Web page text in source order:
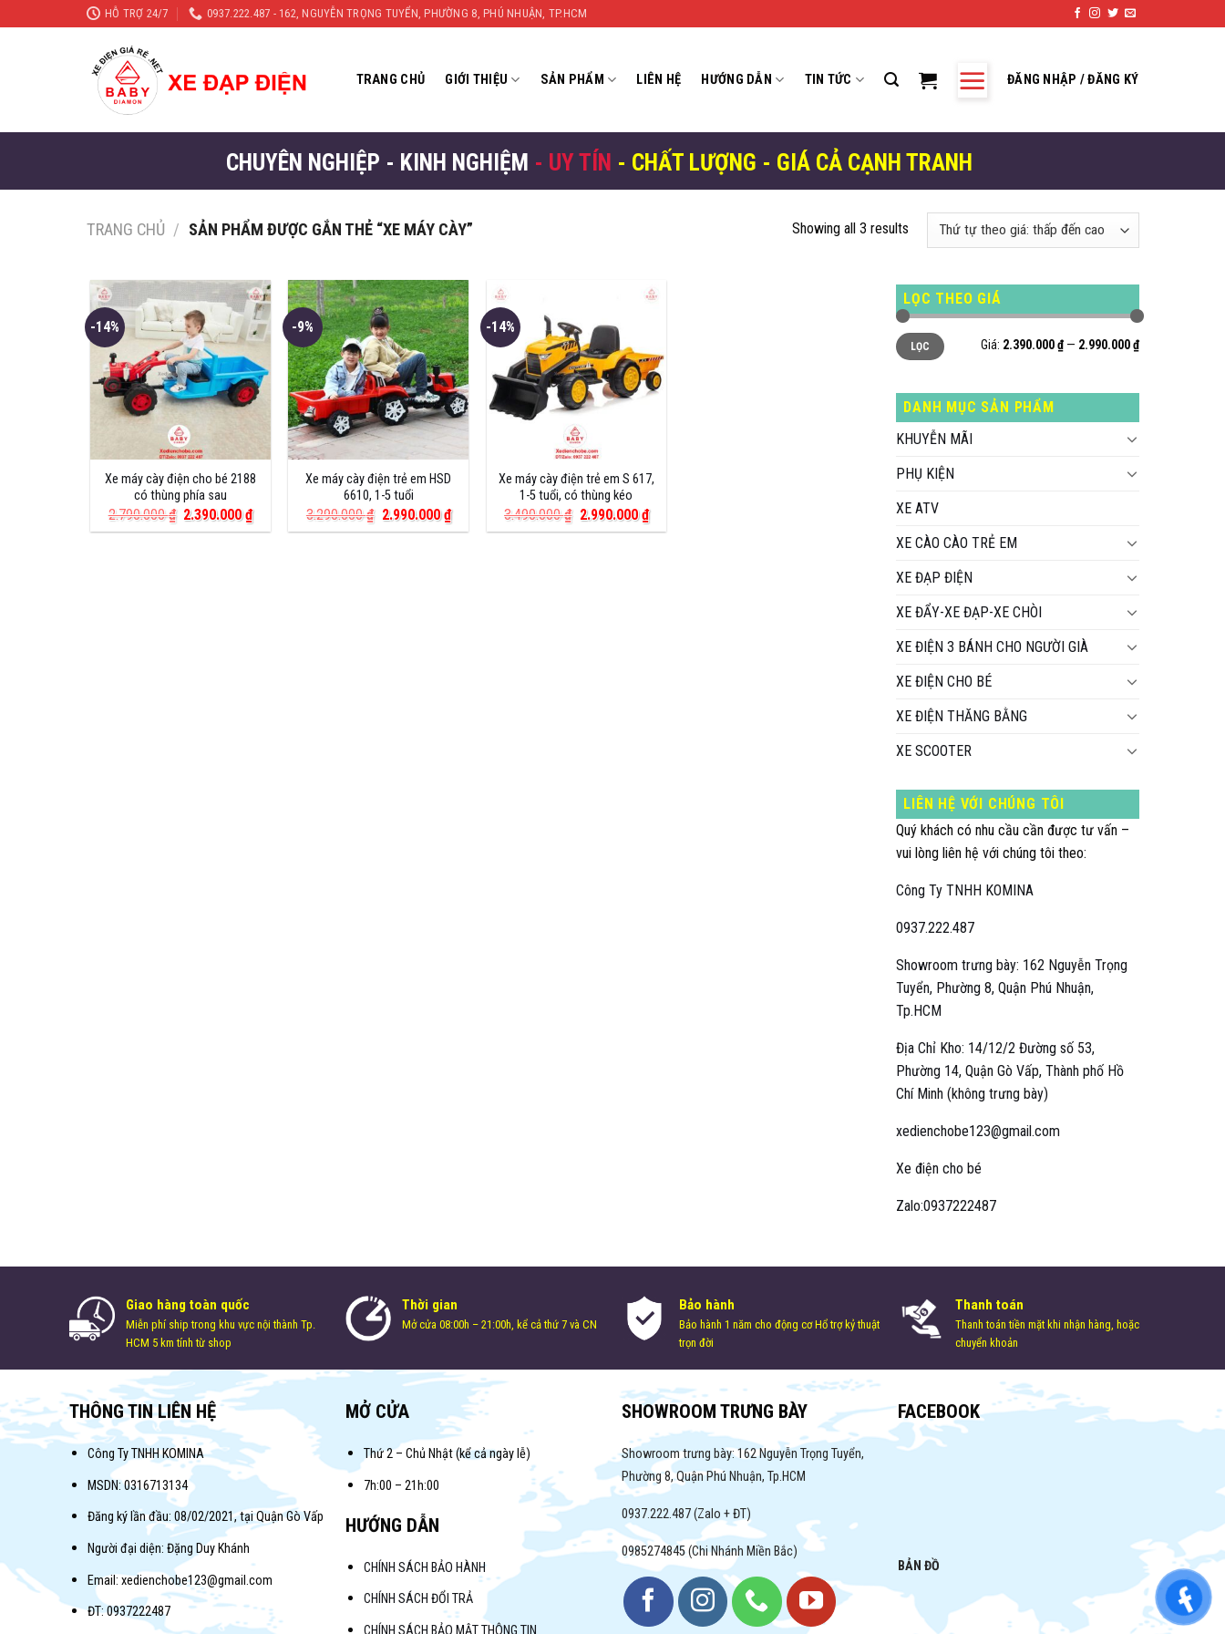
to
HỖ TRỢ 24/7 0937.222.487 - 162, NGUYỄN TRỌNG TUYỂN, PHƯỜNG 8, PHÚ NHUẬN, TP.HCM
TRANG CHỦ GIỚI THIỆU SẢN PHẨM LIÊN HỆ HƯỚNG DẪN TIN TỨC ĐĂNG NHẬP / ĐĂNG KÝ
CHUYÊN NGHIỆP - KINH NGHIỆM - UY TÍN - CHẤT LƯỢNG - GIÁ CẢ CẠNH TRANH
TRANG CHỦ / SẢN PHẨM ĐƯỢC GẮN THẺ “XE MÁY CÀY” Showing all 3 results
-14%
Xe máy cày điện cho bé 2188
có thùng phía sau
2.790.000₫ Giá
gốc
2.390.000₫Giá
hiện
-9%
Xe máy cày điện trẻ em HSD
6610, 1-5 tuổi
3.290.000₫ Giá
gốc
2.990.000₫Giá
hiện
-14%
Xe máy cày điện trẻ em S 617,
1-5 tuổi, có thùng kéo
3.490.000₫ Giá
gốc
2.990.000₫Giá
hiện
LỌC THEO GIÁ
Giá
thấp
nhất
Giá
cao
nhất
LỌC Giá: 2.390.000 ₫— 2.990.000 ₫
DANH MỤC SẢN PHẨM
KHUYỄN MÃI
PHỤ KIỆN
XE ATV
XE CÀO CÀO TRẺ EM
XE ĐẠP ĐIỆN
XE ĐẨY-XE ĐẠP-XE CHÒI
XE ĐIỆN 3 BÁNH CHO NGƯỜI GIÀ
XE ĐIỆN CHO BÉ
XE ĐIỆN THĂNG BẰNG
XE SCOOTER
LIÊN HỆ VỚI CHÚNG TÔI
Quý khách có nhu cầu cần được tư vấn –
vui lòng liên hệ với chúng tôi theo:
Công Ty TNHH KOMINA
0937.222.487
Showroom trưng bày: 162 Nguyễn Trọng
Tuyển, Phường 8, Quận Phú Nhuận,
Tp.HCM
Địa Chỉ Kho: 14/12/2 Đường số 53,
Phường 14, Quận Gò Vấp, Thành phố Hồ
Chí Minh (không trưng bày)
xedienchobe123@gmail.com
Xe điện cho bé
Zalo:0937222487
Giao hàng toàn quốc
Miễn phí ship trong khu vực nội thành Tp.
HCM 5 km tính từ shop
Thời gian
Mở cửa 08:00h – 21:00h, kể cả thứ 7 và CN
Bảo hành
Bảo hành 1 năm cho động cơ Hổ trợ kỷ thuật
trọn đời
Thanh toán
Thanh toán tiền mặt khi nhận hàng, hoặc
chuyển khoản
THÔNG TIN LIÊN HỆ
Công Ty TNHH KOMINA
MSDN: 0316713134
Đăng ký lần đầu: 08/02/2021, tại Quận Gò Vấp
Người đại diện: Đặng Duy Khánh
Email: xedienchobe123@gmail.com
ĐT: 0937222487
MỞ CỬA
Thứ 2 – Chủ Nhật (kể cả ngày lễ)
7h:00 – 21h:00
HƯỚNG DẪN
CHÍNH SÁCH BẢO HÀNH
CHÍNH SÁCH ĐỔI TRẢ
CHÍNH SÁCH BẢO MẬT THÔNG TIN
SHOWROOM TRƯNG BÀY
Showroom trưng bày: 162 Nguyễn Trọng Tuyển,
Phường 8, Quận Phú Nhuận, Tp.HCM
0937.222.487 (Zalo + ĐT)
0985274845 (Chi Nhánh Miền Bắc)
FACEBOOK
BẢN ĐỒ